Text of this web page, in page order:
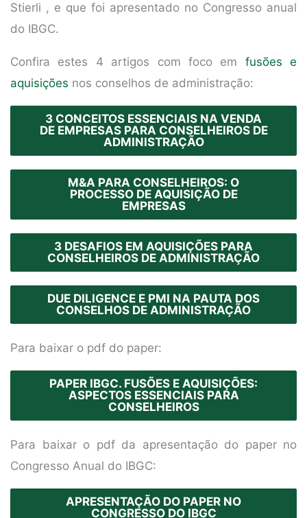
Stierli , e que foi apresentado no Congresso anual
do IBGC.
Confira estes 4 artigos com foco em fusões e
aquisições nos conselhos de administração:
3 CONCEITOS ESSENCIAIS NA VENDA
DE EMPRESAS PARA CONSELHEIROS DE
ADMINISTRAÇÃO
M&A PARA CONSELHEIROS: O
PROCESSO DE AQUISIÇÃO DE
EMPRESAS
3 DESAFIOS EM AQUISIÇÕES PARA
CONSELHEIROS DE ADMINISTRAÇÃO
DUE DILIGENCE E PMI NA PAUTA DOS
CONSELHOS DE ADMINISTRAÇÃO
Para baixar o pdf do paper:
PAPER IBGC. FUSÕES E AQUISIÇÕES:
ASPECTOS ESSENCIAIS PARA
CONSELHEIROS
Para baixar o pdf da apresentação do paper no
Congresso Anual do IBGC:
APRESENTAÇÃO DO PAPER NO
CONGRESSO DO IBGC